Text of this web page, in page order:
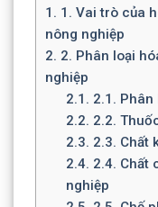
1. 1. Vai trò của
nông nghiệp
2. 2. Phân loại
nghiệp
2.1. 2.1.
2.2. 2.2.
2.3. 2.3. Chất
2.4. 2.4. Chất
nghiệp